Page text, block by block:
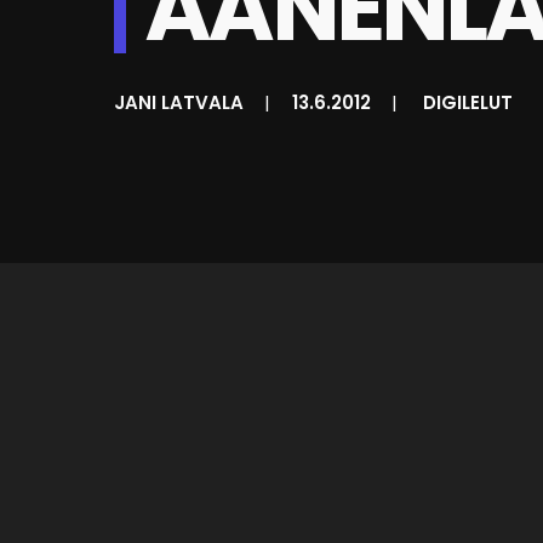
JANI LATVALA | 13.6.2012 | DIGILELUT